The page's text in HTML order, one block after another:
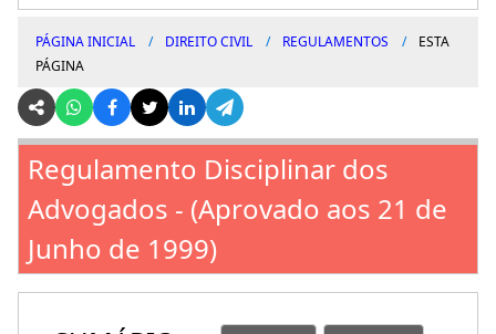
PÁGINA INICIAL DIREITO CIVIL REGULAMENTOS
ESTA
PÁGINA
Regulamento Disciplinar dos
Advogados - (Aprovado aos 21 de
Junho de 1999)